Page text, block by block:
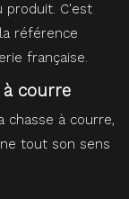
produit. C'est
référence
française.
à courre
chasse à courre,
tout son sens